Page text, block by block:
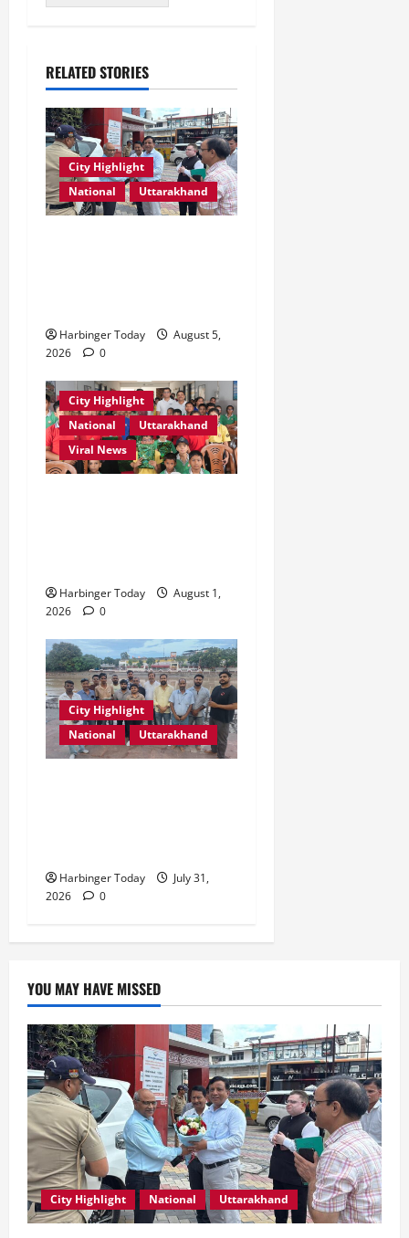
RELATED STORIES
City Highlight
National
Uttarakhand
Harbinger Today
August 5,
2026
0
City Highlight
National
Uttarakhand
Viral News
Harbinger Today
August 1,
2026
0
City Highlight
National
Uttarakhand
Harbinger Today
July 31,
2026
0
YOU MAY HAVE MISSED
City Highlight National Uttarakhand